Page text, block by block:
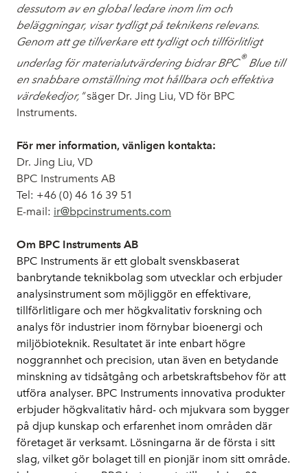
dessutom av en global ledare inom lim och
beläggningar, visar tydligt på teknikens relevans.
Genom att ge tillverkare ett tydligt och tillförlitligt
underlag för materialutvärdering bidrar BPC®Blue till
en snabbare omställning mot hållbara och effektiva
värdekedjor," säger Dr. Jing Liu, VD för BPC
Instruments.
För mer information, vänligen kontakta:
Dr. Jing Liu, VD
BPC Instruments AB
Tel: +46 (0) 46 16 39 51
E-mail: ir@bpcinstruments.com
Om BPC Instruments AB
BPC Instruments är ett globalt svenskbaserat
banbrytande teknikbolag som utvecklar och erbjuder
analysinstrument som möjliggör en effektivare,
tillförlitligare och mer högkvalitativ forskning och
analys för industrier inom förnybar bioenergi och
miljöbioteknik. Resultatet är inte enbart högre
noggrannhet och precision, utan även en betydande
minskning av tidsåtgång och arbetskraftsbehov för att
utföra analyser. BPC Instruments innovativa produkter
erbjuder högkvalitativ hård- och mjukvara som bygger
på djup kunskap och erfarenhet inom områden där
företaget är verksamt. Lösningarna är de första i sitt
slag, vilket gör bolaget till en pionjär inom sitt område.